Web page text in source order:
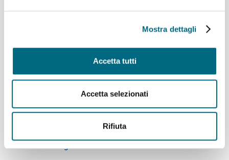
Mostra dettagli
Accetta tutti
Accetta selezionati
Rifiuta
percorso sabato 1 e
sabato 1° agosto